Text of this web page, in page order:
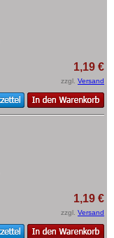
1,19 €
zzgl. Versand
1,19 €
zzgl. Versand